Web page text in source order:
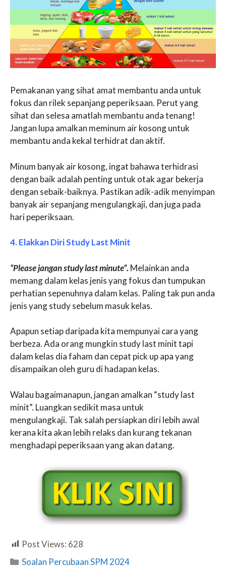
Pemakanan yang sihat amat membantu anda untuk
fokus dan rilek sepanjang peperiksaan. Perut yang
sihat dan selesa amatlah membantu anda tenang!
Jangan lupa amalkan meminum air kosong untuk
membantu anda kekal terhidrat dan aktif.
Minum banyak air kosong, ingat bahawa terhidrasi
dengan baik adalah penting untuk otak agar bekerja
dengan sebaik-baiknya. Pastikan adik-adik menyimpan
banyak air sepanjang mengulangkaji, dan juga pada
hari peperiksaan.
4. Elakkan Diri Study Last Minit
“Please jangan study last minute”. Melainkan anda
memang dalam kelas jenis yang fokus dan tumpukan
perhatian sepenuhnya dalam kelas. Paling tak pun anda
jenis yang study sebelum masuk kelas.
Apapun setiap daripada kita mempunyai cara yang
berbeza. Ada orang mungkin study last minit tapi
dalam kelas dia faham dan cepat pick up apa yang
disampaikan oleh guru di hadapan kelas.
Walau bagaimanapun, jangan amalkan “study last
minit”. Luangkan sedikit masa untuk
mengulangkaji. Tak salah persiapkan diri lebih awal
kerana kita akan lebih relaks dan kurang tekanan
menghadapi peperiksaan yang akan datang.
Post Views: 628
Categories
Soalan Percubaan SPM 2024